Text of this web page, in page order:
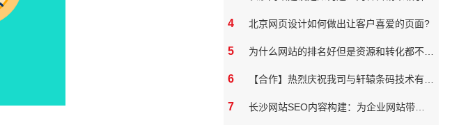
4 北京网页设计如何做出让客户喜爱的页面?
5
6
7